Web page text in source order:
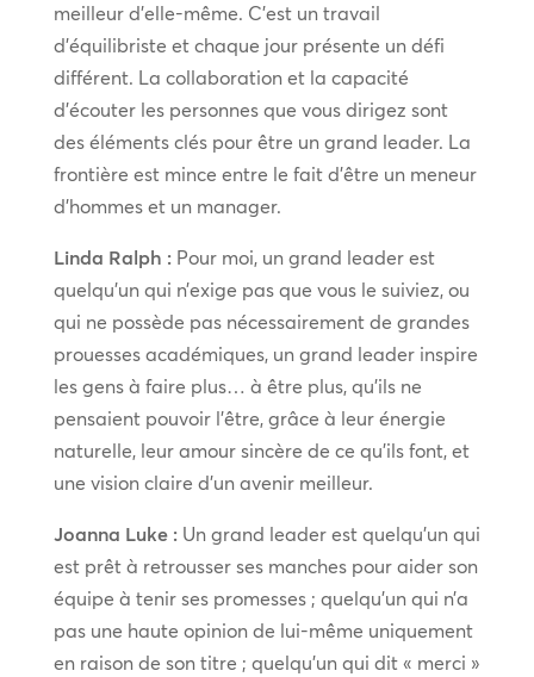
meilleur d’elle-même. C’est un travail
d’équilibriste et chaque jour présente un défi
différent. La collaboration et la capacité
d’écouter les personnes que vous dirigez sont
des éléments clés pour être un grand leader. La
frontière est mince entre le fait d’être un meneur
d’hommes et un manager.
Linda Ralph :Pour moi, un grand leader est
quelqu’un qui n’exige pas que vous le suiviez, ou
qui ne possède pas nécessairement de grandes
prouesses académiques, un grand leader inspire
les gens à faire plus… à être plus, qu’ils ne
pensaient pouvoir l’être, grâce à leur énergie
naturelle, leur amour sincère de ce qu’ils font, et
une vision claire d’un avenir meilleur.
Joanna Luke :Un grand leader est quelqu’un qui
est prêt à retrousser ses manches pour aider son
équipe à tenir ses promesses ; quelqu’un qui n’a
pas une haute opinion de lui-même uniquement
en raison de son titre ; quelqu’un qui dit « merci »